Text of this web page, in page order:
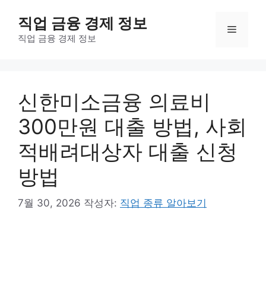
직업 금융 경제 정보
직업 금융 경제 정보
메
신한미소금융 의료비
300만원 대출 방법, 사회
적배려대상자 대출 신청
방법
7월 30, 2026 작성자: 직업 종류 알아보기